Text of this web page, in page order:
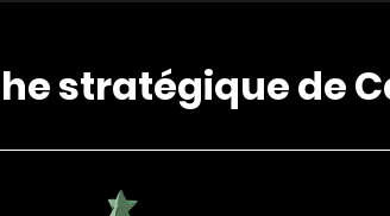
stratégique de